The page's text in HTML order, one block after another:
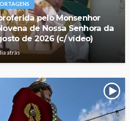
pelo Monsenhor
de Nossa Senhora da
de 2026 (c/ vídeo)
atrás